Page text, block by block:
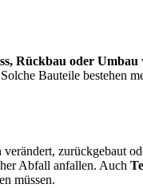
Rückbau oder Umbau
Bauteile bestehen
zurückgebaut
Abfall anfallen. Auch
müssen.